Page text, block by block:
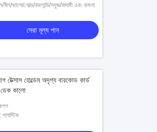
লাল/নীল/কালো/গোল্ড/বারগান্ডি/সবুজ/বাদামী এবং কমলা
সেরা মূল্য পান
টেক্সাস হোল্ডেম অদৃশ্য বারকোড কার্ড
কালো
কপগ
উপাদান: প্লাস্টিক